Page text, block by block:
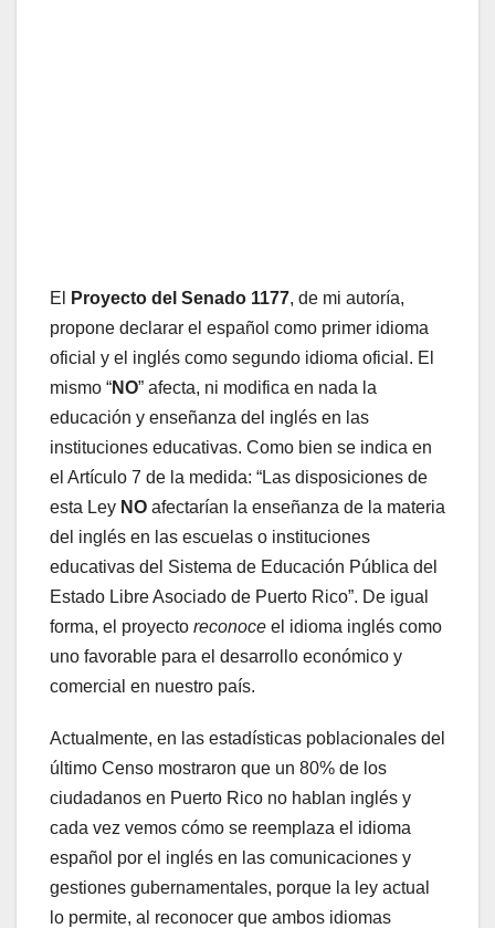
El Proyecto del Senado 1177, de mi autoría,
propone declarar el español como primer idioma
oficial y el inglés como segundo idioma oficial. El
mismo “NO” afecta, ni modifica en nada la
educación y enseñanza del inglés en las
instituciones educativas. Como bien se indica en
el Artículo 7 de la medida: “Las disposiciones de
esta Ley NO afectarían la enseñanza de la materia
del inglés en las escuelas o instituciones
educativas del Sistema de Educación Pública del
Estado Libre Asociado de Puerto Rico”. De igual
forma, el proyecto reconoce el idioma inglés como
uno favorable para el desarrollo económico y
comercial en nuestro país.
Actualmente, en las estadísticas poblacionales del
último Censo mostraron que un 80% de los
ciudadanos en Puerto Rico no hablan inglés y
cada vez vemos cómo se reemplaza el idioma
español por el inglés en las comunicaciones y
gestiones gubernamentales, porque la ley actual
lo permite, al reconocer que ambos idiomas